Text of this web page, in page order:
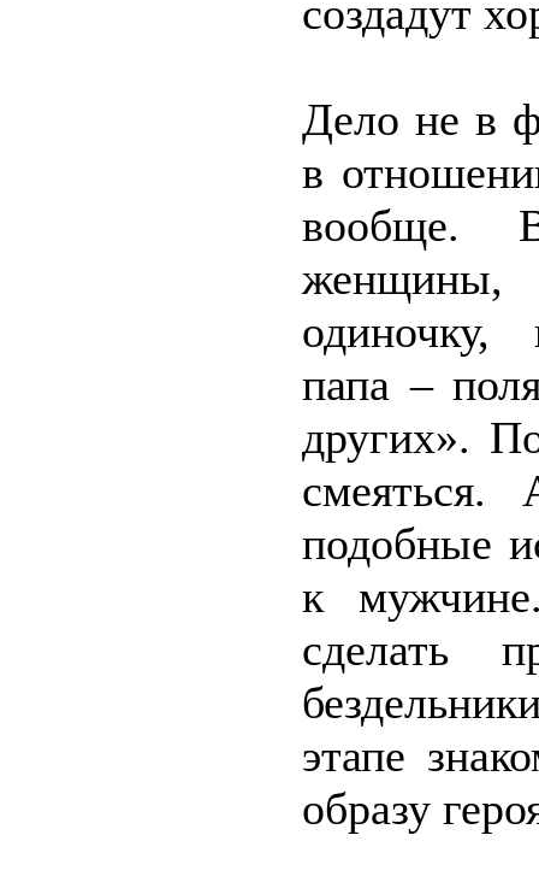
создадут
Дело не в
в
вообще.
одиночку,
папа –
других».
смеяться.
подобные
к
сделать
этапе
образу